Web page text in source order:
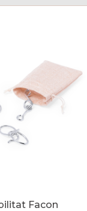
Facon